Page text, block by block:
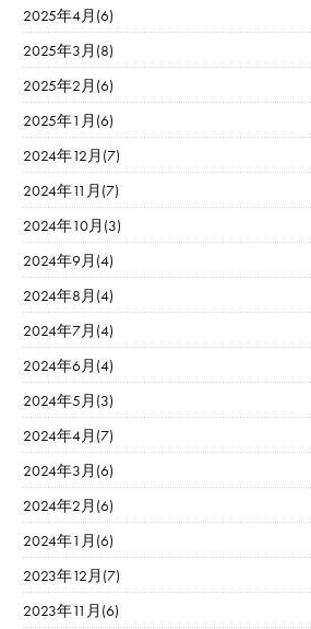
2025年4月(6)
2025年3月(8)
2025年2月(6)
2025年1月(6)
2024年12月(7)
2024年11月(7)
2024年10月(3)
2024年9月(4)
2024年8月(4)
2024年7月(4)
2024年6月(4)
2024年5月(3)
2024年4月(7)
2024年3月(6)
2024年2月(6)
2024年1月(6)
2023年12月(7)
2023年11月(6)